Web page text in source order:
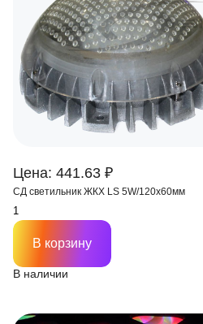
Цена: 441.63 ₽
СД светильник ЖКХ LS 5W/120х60мм
В наличии
В корзину